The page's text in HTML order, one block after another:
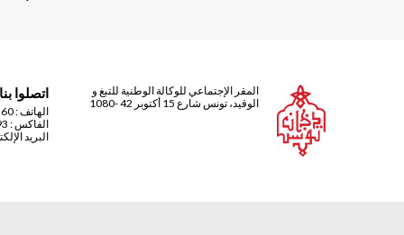
المقر الإجتماعي للوكالة الوطنية للتبغ و
الوقيد، تونس شارع 15 أكتوبر 42 -1080
اتصلوا
الهاتف :71 216 +
الفاكس : 793 390 71 216 +
البريد